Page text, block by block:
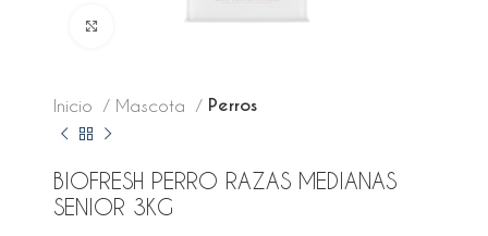
Click to enlarge
Inicio Mascota Perros
BIOFRESH PERRO RAZAS MEDIANAS
SENIOR 3KG